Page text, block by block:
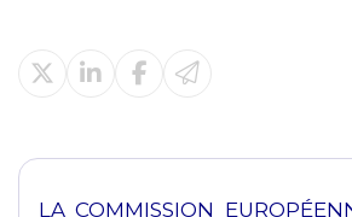
LA COMMISSION